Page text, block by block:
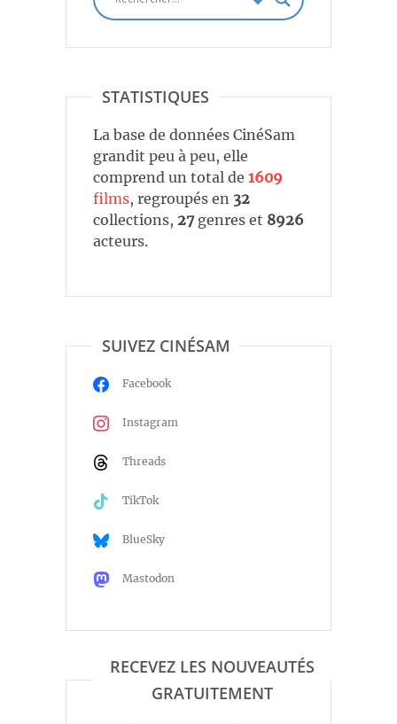
STATISTIQUES
La base de données CinéSam
grandit peu à peu, elle
comprend un total de 1609
films, regroupés en 32
collections, 27genres et 8926
acteurs.
SUIVEZ CINÉSAM
Facebook
Instagram
Threads
TikTok
BlueSky
Mastodon
RECEVEZ LES NOUVEAUTÉS
GRATUITEMENT